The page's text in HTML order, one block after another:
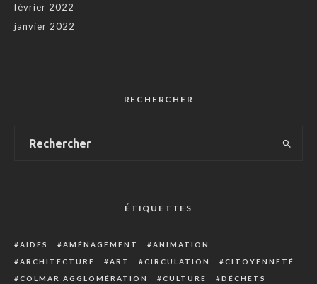
février 2022
janvier 2022
RECHERCHER
ÉTIQUETTES
AIDES AMÉNAGEMENT
ANIMATION
ARCHITECTURE
ART CIRCULATION
CITOYENNETÉ
COLMAR AGGLOMÉRATION
CULTURE
DÉCHETS